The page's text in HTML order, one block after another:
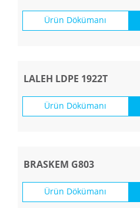
Ürün Dökümanı
LALEH LDPE 1922T
Ürün Dökümanı
BRASKEM G803
Ürün Dökümanı